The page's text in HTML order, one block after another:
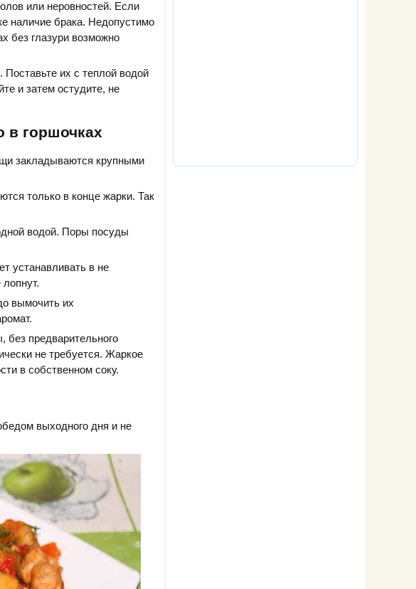
или неровностей. Если
наличие брака. Недопустимо
без глазури возможно
их с теплой водой
и затем остудите, не
в горшочках
закладываются крупными
только в конце жарки. Так
водой. Поры посуды
устанавливать в не
вымочить их
без предварительного
не требуется. Жаркое
в собственном соку.
выходного дня и не